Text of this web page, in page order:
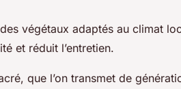
végétaux adaptés au climat
et réduit l’entretien.
que l’on transmet de